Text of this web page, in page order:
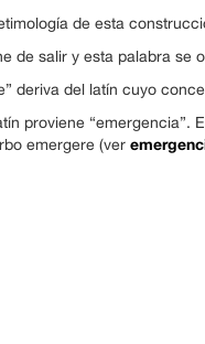
de esta
de salir y esta palabra se
deriva del latín cuyo
proviene “emergencia”.
emergere (ver